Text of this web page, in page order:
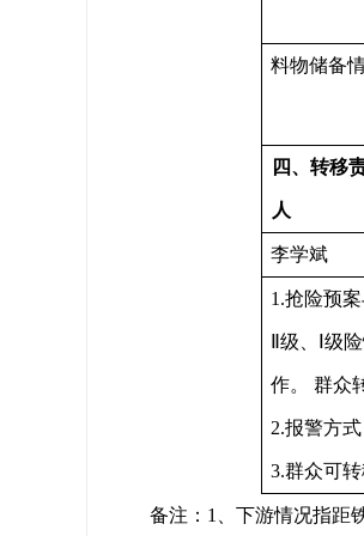
料物储备
四、 转移
人
李学斌
1.抢险预
Ⅱ级、Ⅰ级
作。 群众
2.报警方
3.群众可
备注：1、下游情况指距